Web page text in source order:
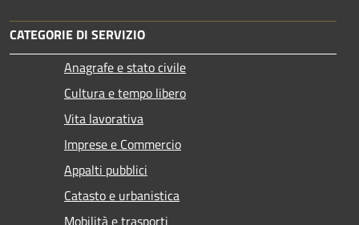
CATEGORIE DI SERVIZIO
Anagrafe e stato civile
Cultura e tempo libero
Vita lavorativa
Imprese e Commercio
Appalti pubblici
Catasto e urbanistica